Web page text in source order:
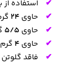
استفاده
حاوی 24
حاوی 5/5
حاوی 4
فاقد گلوتن